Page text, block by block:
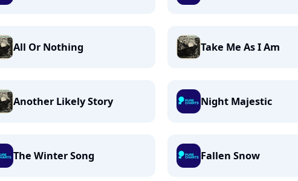
All Or Nothing Take Me As I Am
Another Likely Story Night Majestic
The Winter Song Fallen Snow